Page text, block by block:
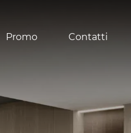
Promo Contatti